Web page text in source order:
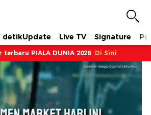
detikUpdate Live TV Signature
terbaru PIALA DUNIA 2026 Di Sini